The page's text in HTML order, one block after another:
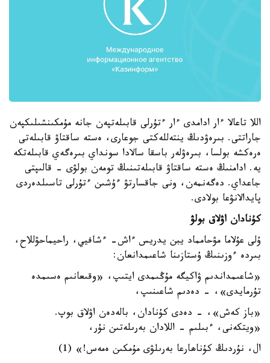
اللا تاعالا ءار ادامدى ءار ءتۇرلى قابىلەتپەن جانە مۇمكىنشىلىكپەن
جاراتتى. بىرەۋدىڭ ينتەللەكتى جوعارى، ەستە ساقتاۋ قابىلەتى
ەرەكشە بولسا، بىرەۋلەر باسقا سالادا سونداي بىرەگەي قابىلەتكە
يە. ادامنىڭ ەستە ساقتاۋ قابىلەتىنىڭ تومەن بولۋى - قالىپتى
جاعداي. دەگەنمەن، ونى جاقسارتۋ ءۇشىن ءتۇرلى تاسىلدەردى
پايدالانۋعا بولادى.
كۇنادان اۋلاق بولۋ
ۇلى عۇلاما مۋحامماد يبن يدريس ءاش- ءشافيي، راحيماحۋللاح،
بىردە ءوزىنىڭ ۇستازىنا شاعىمدانعان:
«شاعىمداندىم ۋاكيگە مۇڭىمدى ايتىپ، «وقىعانىم ەسىمدە
تۇرمايدى»، - دەدىم شاعىنىپ،
«باز كەش»، - دەدى كۇنادان، بالەدەن اۋلاق بوپ.
«ويتكەنى، ءبىلىم - اللادان بەرىلەتىن نۇر،
ال، نۇردىڭ كۇناھارعا بەرىلۋى مۇمكىن ەمەس!» (1)